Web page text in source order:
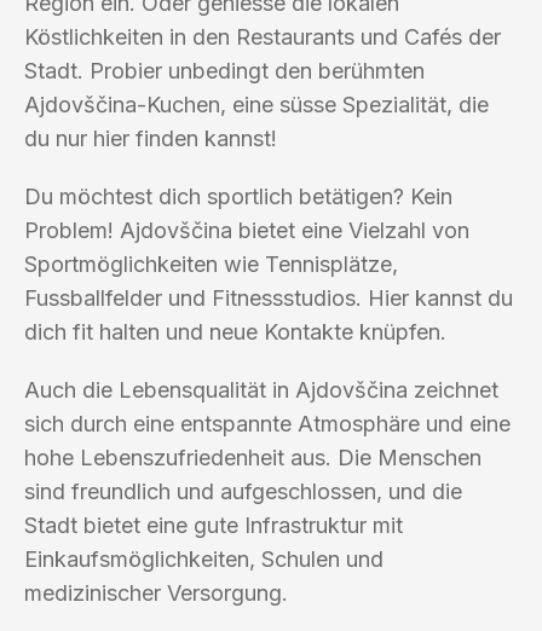
Köstlichkeiten in den Restaurants und Cafés der
Stadt. Probier unbedingt den berühmten
Ajdovščina-Kuchen, eine süsse Spezialität, die
du nur hier finden kannst!
Du möchtest dich sportlich betätigen? Kein
Problem! Ajdovščina bietet eine Vielzahl von
Sportmöglichkeiten wie Tennisplätze,
Fussballfelder und Fitnessstudios. Hier kannst du
dich fit halten und neue Kontakte knüpfen.
Auch die Lebensqualität in Ajdovščina zeichnet
sich durch eine entspannte Atmosphäre und eine
hohe Lebenszufriedenheit aus. Die Menschen
sind freundlich und aufgeschlossen, und die
Stadt bietet eine gute Infrastruktur mit
Einkaufsmöglichkeiten, Schulen und
medizinischer Versorgung.